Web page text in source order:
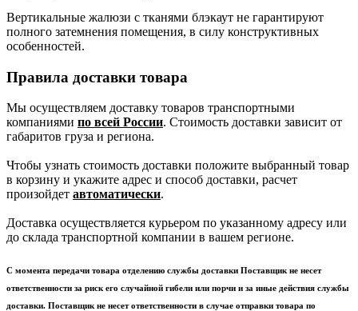
Вертикальные жалюзи с тканями блэкаут не гарантируют
полного затемнения помещения, в силу конструктивных
особенностей.
Правила доставки товара
Мы осуществляем доставку товаров транспортными
компаниями по всей России. Стоимость доставки зависит от
габаритов груза и региона.
Чтобы узнать стоимость доставки положите выбранный товар
в корзину и укажите адрес и способ доставки, расчет
произойдет автоматически.
Доставка осуществляется курьером по указанному адресу или
до склада транспортной компании в вашем регионе.
С момента передачи товара отделению службы доставки Поставщик не несет
ответственности за риск его случайной гибели или порчи и за иные действия службы
доставки. Поставщик не несет ответственности в случае отправки товара по